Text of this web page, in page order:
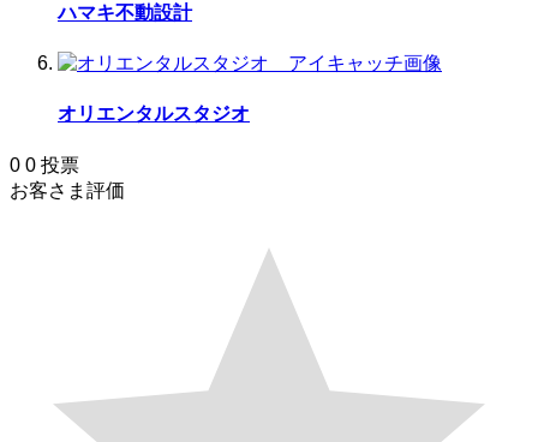
ハマキ不動設計
オリエンタルスタジオ
0 0 投票
お客さま評価